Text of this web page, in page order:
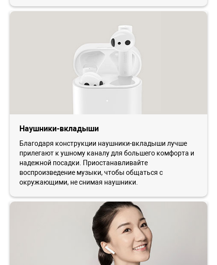
Наушники-вкладыши
Благодаря конструкции наушники-вкладыши лучше
прилегают к ушному каналу для большего комфорта и
надежной посадки. Приостанавливайте
воспроизведение музыки, чтобы общаться с
окружающими, не снимая наушники.